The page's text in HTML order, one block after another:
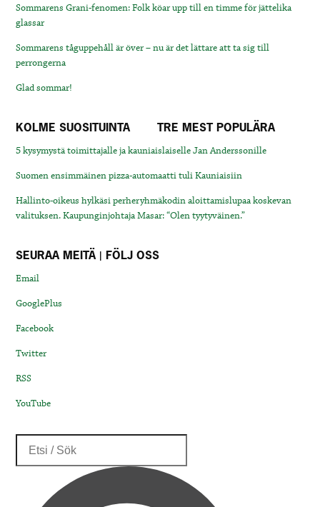
Sommarens Grani-fenomen: Folk köar upp till en timme för jättelika
glassar
Sommarens tåguppehåll är över – nu är det lättare att ta sig till
perrongerna
Glad sommar!
KOLME SUOSITUINTA TRE MEST POPULÄRA
5 kysymystä toimittajalle ja kauniaislaiselle Jan Anderssonille
Suomen ensimmäinen pizza-automaatti tuli Kauniaisiin
Hallinto-oikeus hylkäsi perheryhmäkodin aloittamislupaa koskevan
valituksen. Kaupunginjohtaja Masar: “Olen tyytyväinen.”
SEURAA MEITÄ | FÖLJ OSS
Email
GooglePlus
Facebook
Twitter
RSS
YouTube